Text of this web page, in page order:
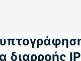
διαρροής